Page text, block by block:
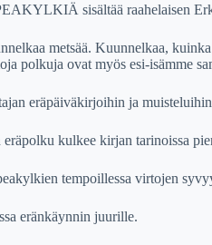
sisältää raahelaisen
metsää. Kuunnelkaa,
polkuja ovat myös esi-isämme
eräpäiväkirjoihin ja
kulkee kirjan tarinoissa
tempoillessa virtojen
eränkäynnin juurille.